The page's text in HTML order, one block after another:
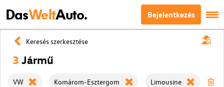
DasWeltAuto. Bejelentkezés
Keresés szerkesztése
3 Jármű
VW Komárom-Esztergom Limousine